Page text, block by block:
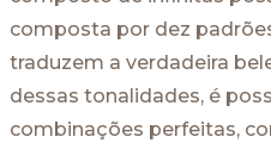
composta por dez
traduzem a verdadeira
dessas tonalidades, é
combinações perfeitas,